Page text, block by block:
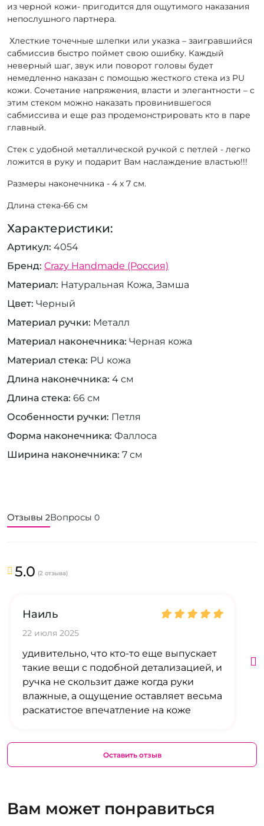
из черной кожи- пригодится для ощутимого наказания
непослушного партнера.
Хлесткие точечные шлепки или указка – заигравшийся
сабмиссив быстро поймет свою ошибку. Каждый
неверный шаг, звук или поворот головы будет
немедленно наказан с помощью жесткого стека из PU
кожи. Сочетание напряжения, власти и элегантности – с
этим стеком можно наказать провинившегося
сабмиссива и еще раз продемонстрировать кто в паре
главный.
Стек с удобной металлической ручкой с петлей - легко
ложится в руку и подарит Вам наслаждение властью!!!
Размеры наконечника - 4 х 7 см.
Длина стека-66 см
Характеристики:
Артикул 4054
Бренд Crazy Handmade (Россия)
Материал Натуральная Кожа, Замша
Цвет Черный
Материал ручки Металл
Материал наконечника Черная кожа
Материал стека PU кожа
Длина наконечника 4 см
Длина стека 66 см
Особенности ручки Петля
Форма наконечника Фаллоса
Ширина наконечника 7 см
Отзывы 2Вопросы 0
5.0 (2 отзыва)
Наиль
22 июля 2025
удивительно, что кто-то еще выпускает
такие вещи с подобной детализацией, и
ручка не скользит даже когда руки
влажные, а ощущение оставляет весьма
раскатистое впечатление на коже
Оставить отзыв
Вам может понравиться